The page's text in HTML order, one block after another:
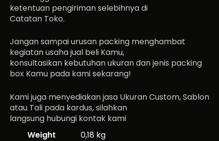
ketentuan pengiriman selebihnya di
Catatan Toko.
Jangan sampai urusan packing menghambat
kegiatan usaha jual beli Kamu,
konsultasikan kebutuhan ukuran dan jenis packing
box Kamu pada kami sekarang!
Kami juga menyediakan jasa Ukuran Custom, Sablon
atau Tali pada kardus, silahkan
langsung hubungi kontak kami
Weight
0,18 kg